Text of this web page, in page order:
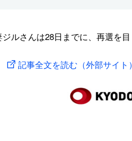
ルさんは28日までに、再選を目
記事全文を読む（外部サイト）